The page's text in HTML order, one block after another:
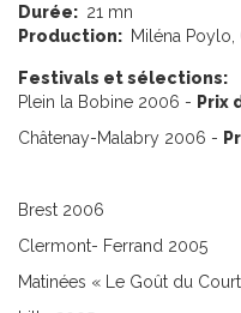
Durée: 21 mn
Production: Miléna
Festivals et sélections:
Plein la Bobine 2006 - Prix
Châtenay-Malabry 2006 -
Brest 2006
Clermont- Ferrand 2005
Matinées « Le Goût du